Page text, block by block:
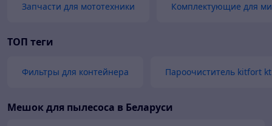
Запчасти для мототехники Комплектующие для
ТОП теги
Фильтры для контейнера Пароочиститель kitfort
Мешок для пылесоса в Беларуси